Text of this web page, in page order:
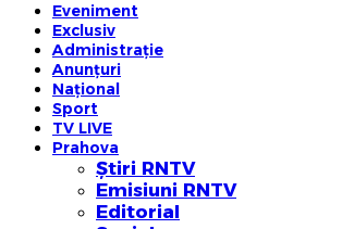
Eveniment
Exclusiv
Administrație
Anunțuri
Național
Sport
TV LIVE
Prahova
Știri RNTV
Emisiuni RNTV
Editorial